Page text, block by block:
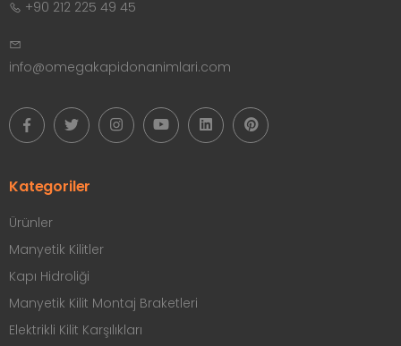
+90 212 225 49 45
info@omegakapidonanimlari.com
Kategoriler
Ürünler
Manyetik Kilitler
Kapı Hidroliği
Manyetik Kilit Montaj Braketleri
Elektrikli Kilit Karşılıkları